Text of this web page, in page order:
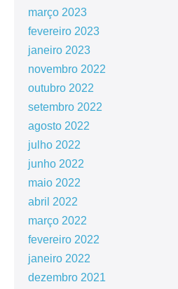
março 2023
fevereiro 2023
janeiro 2023
novembro 2022
outubro 2022
setembro 2022
agosto 2022
julho 2022
junho 2022
maio 2022
abril 2022
março 2022
fevereiro 2022
janeiro 2022
dezembro 2021